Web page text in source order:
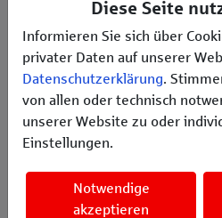
Diese Seite
Informieren Sie sich über
privater Daten auf unserer
Datenschutzerklärung.
von allen oder technisch
unserer Website zu oder
Einstellungen.
Notwendige
akzeptieren